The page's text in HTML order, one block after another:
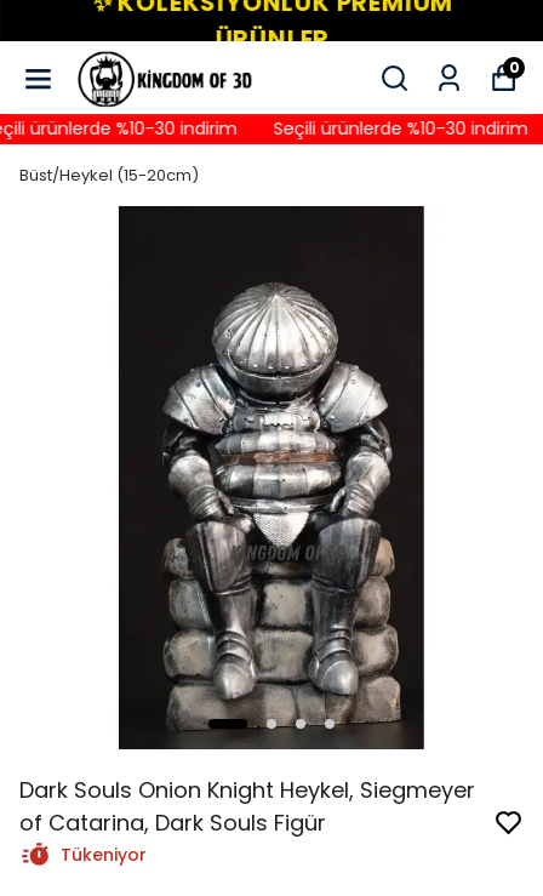
ÜRÜNLER
0
ürünlerde %10-30 indirim Seçili ürünlerde %10-30 indirim
Büst/Heykel (15-20cm)
Dark Souls Onion Knight Heykel, Siegmeyer
of Catarina, Dark Souls Figür
Tükeniyor